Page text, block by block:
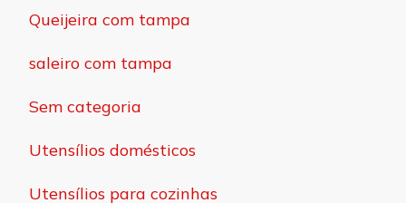
Queijeira com tampa
saleiro com tampa
Sem categoria
Utensílios domésticos
Utensílios para cozinhas